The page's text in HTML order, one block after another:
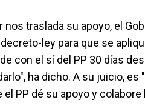
traslada su apoyo, el
ley para que se
con el sí del PP 30 días
ha dicho. A su juicio, es
PP dé su apoyo y colabore